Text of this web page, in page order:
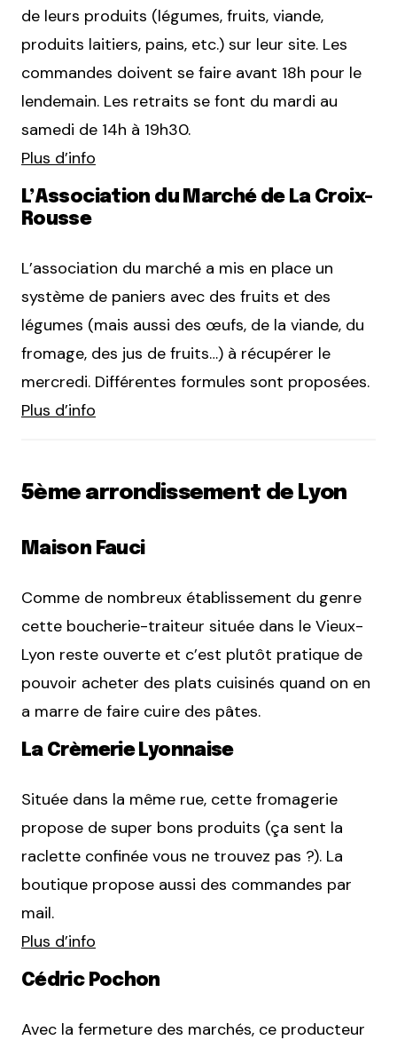
de leurs produits (légumes, fruits, viande,
produits laitiers, pains, etc.) sur leur site. Les
commandes doivent se faire avant 18h pour le
lendemain. Les retraits se font du mardi au
samedi de 14h à 19h30.
Plus d’info
L’Association du Marché de La Croix-
Rousse
L’association du marché a mis en place un
système de paniers avec des fruits et des
légumes (mais aussi des œufs, de la viande, du
fromage, des jus de fruits…) à récupérer le
mercredi. Différentes formules sont proposées.
Plus d’info
5ème arrondissement de Lyon
Maison Fauci
Comme de nombreux établissement du genre
cette boucherie-traiteur située dans le Vieux-
Lyon reste ouverte et c’est plutôt pratique de
pouvoir acheter des plats cuisinés quand on en
a marre de faire cuire des pâtes.
La Crèmerie Lyonnaise
Située dans la même rue, cette fromagerie
propose de super bons produits (ça sent la
raclette confinée vous ne trouvez pas ?). La
boutique propose aussi des commandes par
mail.
Plus d’info
Cédric Pochon
Avec la fermeture des marchés, ce producteur